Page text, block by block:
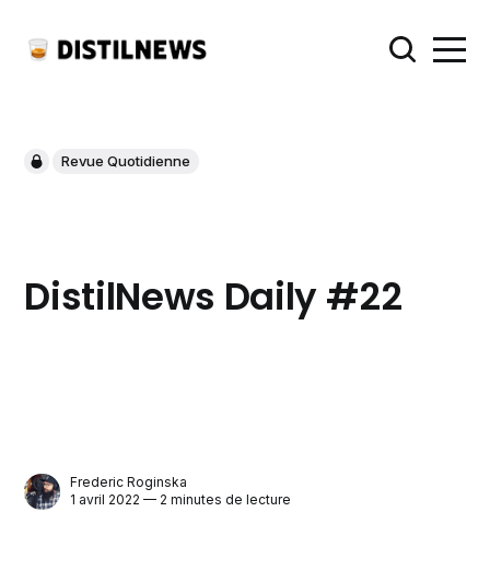
Revue Quotidienne
DistilNews Daily #22
Frederic Roginska
1 avril 2022 — 2 minutes de lecture